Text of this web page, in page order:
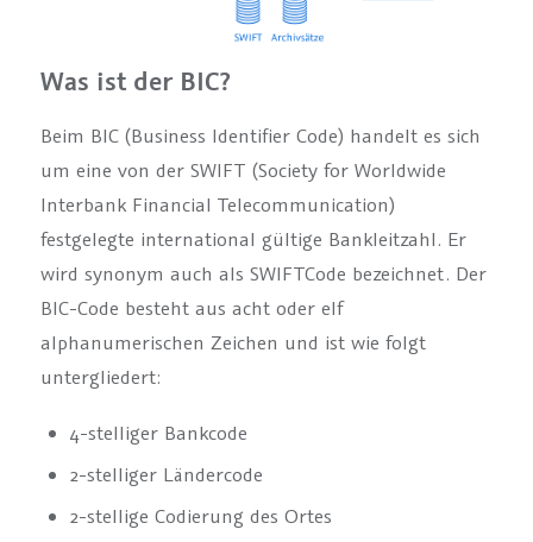
Was ist der BIC?
Beim BIC (Business Identifier Code) handelt es sich
um eine von der SWIFT (Society for Worldwide
Interbank Financial Telecommunication)
festgelegte international gültige Bankleitzahl. Er
wird synonym auch als SWIFTCode bezeichnet. Der
BIC-Code besteht aus acht oder elf
alphanumerischen Zeichen und ist wie folgt
untergliedert:
4-stelliger Bankcode
2-stelliger Ländercode
2-stellige Codierung des Ortes